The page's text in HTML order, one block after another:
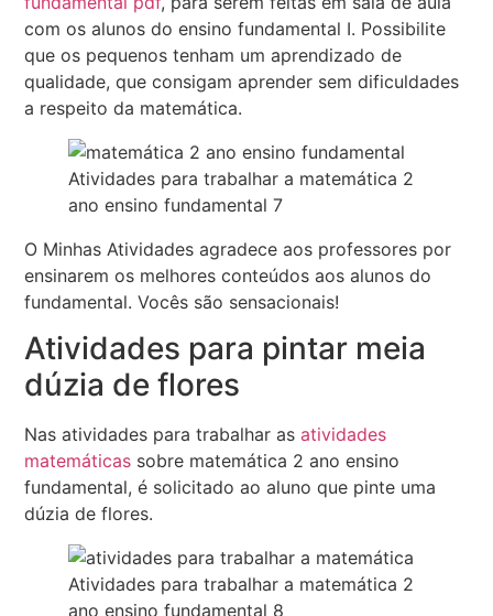
com os alunos do ensino fundamental I. Possibilite
que os pequenos tenham um aprendizado de
qualidade, que consigam aprender sem dificuldades
a respeito da matemática.
Atividades para trabalhar a matemática 2
ano ensino fundamental 7
O Minhas Atividades agradece aos professores por
ensinarem os melhores conteúdos aos alunos do
fundamental. Vocês são sensacionais!
Atividades para pintar meia
dúzia de flores
Nas atividades para trabalhar asatividades
matemáticas sobre matemática 2 ano ensino
fundamental, é solicitado ao aluno que pinte uma
dúzia de flores.
Atividades para trabalhar a matemática 2
ano ensino fundamental 8